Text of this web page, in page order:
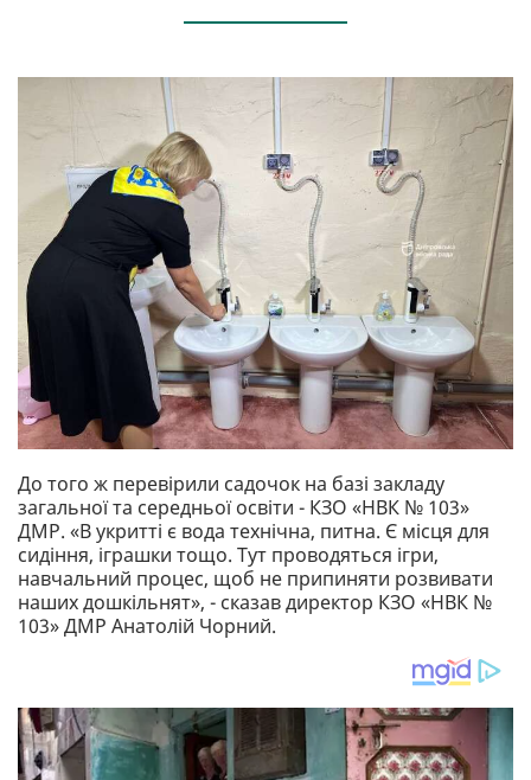
До того ж перевірили садочок на базі закладу
загальної та середньої освіти - КЗО «НВК № 103»
ДМР. «В укритті є вода технічна, питна. Є місця для
сидіння, іграшки тощо. Тут проводяться ігри,
навчальний процес, щоб не припиняти розвивати
наших дошкільнят», - сказав директор КЗО «НВК №
103» ДМР Анатолій Чорний.